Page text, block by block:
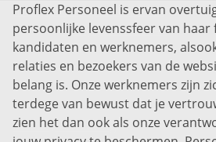
Info@proflexpersoneel.nl
Bel ons:+31 (0)85 0450040
Prins Willem-Alexanderlaan 301
7311 SW Apeldoorn
Disclaimer
Privacyverklaring
Proflex Personeel is ervan
persoonlijke levenssfeer van haar
kandidaten en werknemers,
relaties en bezoekers van de
belang is. Onze werknemers zijn
terdege van bewust dat je
zien het dan ook als onze